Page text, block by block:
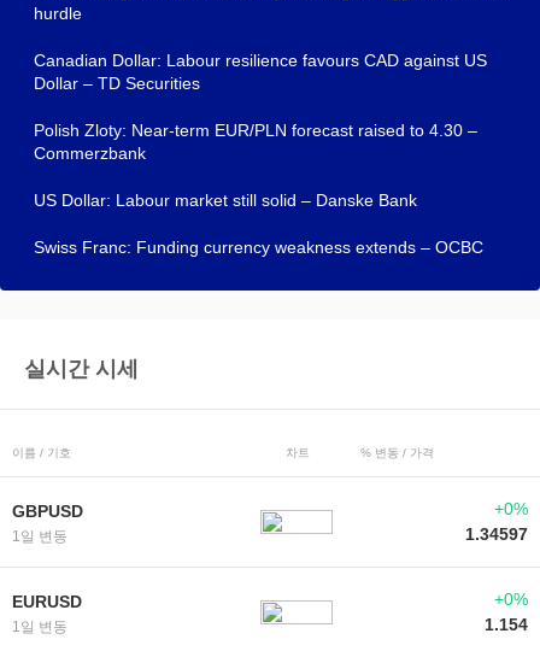
hurdle
Canadian Dollar: Labour resilience favours CAD against US
Dollar – TD Securities
Polish Zloty: Near-term EUR/PLN forecast raised to 4.30 –
Commerzbank
US Dollar: Labour market still solid – Danske Bank
Swiss Franc: Funding currency weakness extends – OCBC
실시간 시세
이름 / 기호 차트 % 변동 / 가격
GBPUSD
1일 변동
+0%
1.34597
EURUSD
1일 변동
+0%
1.154